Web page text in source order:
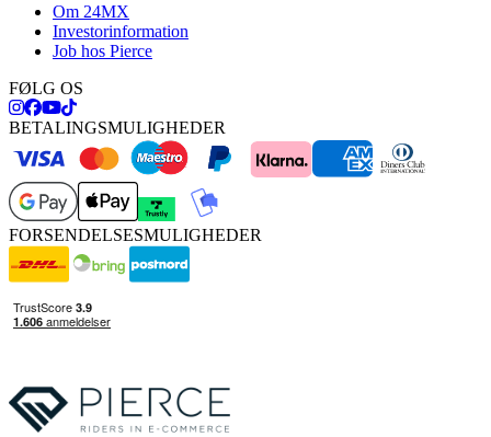
Om 24MX
Investorinformation
Job hos Pierce
FØLG OS
BETALINGSMULIGHEDER
FORSENDELSESMULIGHEDER